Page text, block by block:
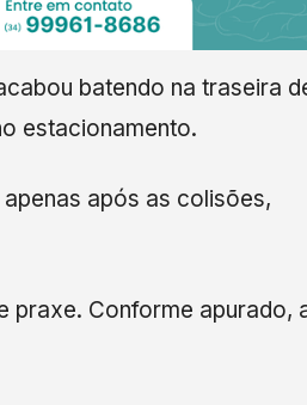
batendo na traseira
estacionamento.
após as colisões,
praxe. Conforme apurado,